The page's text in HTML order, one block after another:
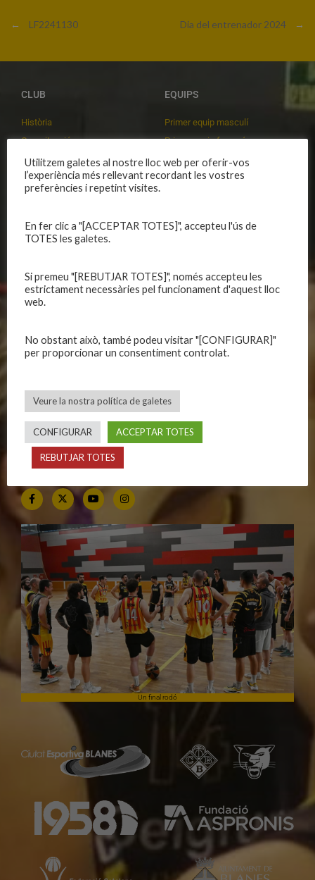
← LF2241130 Dia del entrenador 2024 →
CLUB
Història
Organització
Publicacions
Avís legal
Política de privadesa
Privadesa a les xarxes
EQUIPS
Primer equip masculí
Primer equip femení
Equips masculins
Equips femenins
Patrocinadors
CALENDARIS
Equips federats
Categories inferiors
Partits a casa
INFORMACIONS
Botiga
Intranet
Contacte
SEGUEIX-NOS
Un final rodó
Utilitzem galetes al nostre lloc web per oferir-vos
l’experiència més rellevant recordant les vostres
preferències i repetint visites.
En fer clic a "[ACCEPTAR TOTES]", accepteu l'ús de
TOTES les galetes.
Si premeu "[REBUTJAR TOTES]", només accepteu les
estrictament necessàries pel funcionament d'aquest lloc
web.
No obstant això, també podeu visitar "[CONFIGURAR]"
per proporcionar un consentiment controlat.
Veure la nostra política de galetes
CONFIGURAR ACCEPTAR TOTES
REBUTJAR TOTES